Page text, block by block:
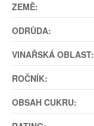
ZEMĚ:
ODRŮDA:
VINAŘSKÁ OBLAST:
ROČNÍK:
OBSAH CUKRU: